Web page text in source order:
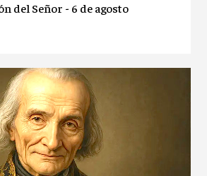
del Señor - 6 de agosto